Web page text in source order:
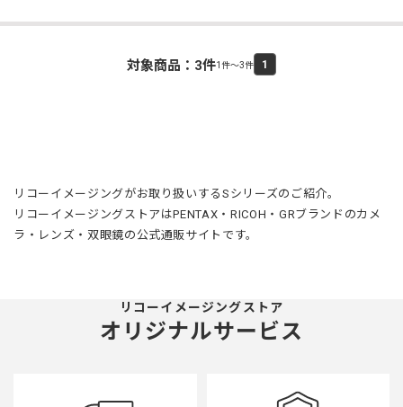
対象商品： 3件1件～3件 1
リコーイメージングがお取り扱いするSシリーズのご紹介。
リコーイメージングストアはPENTAX・RICOH・GRブランドのカメ
ラ・レンズ・双眼鏡の公式通販サイトです。
リコーイメージングストア
オリジナルサービス